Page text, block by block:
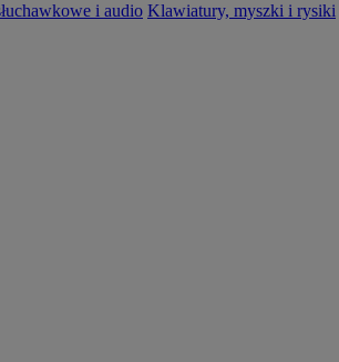
i audio Klawiatury, myszki i rysiki